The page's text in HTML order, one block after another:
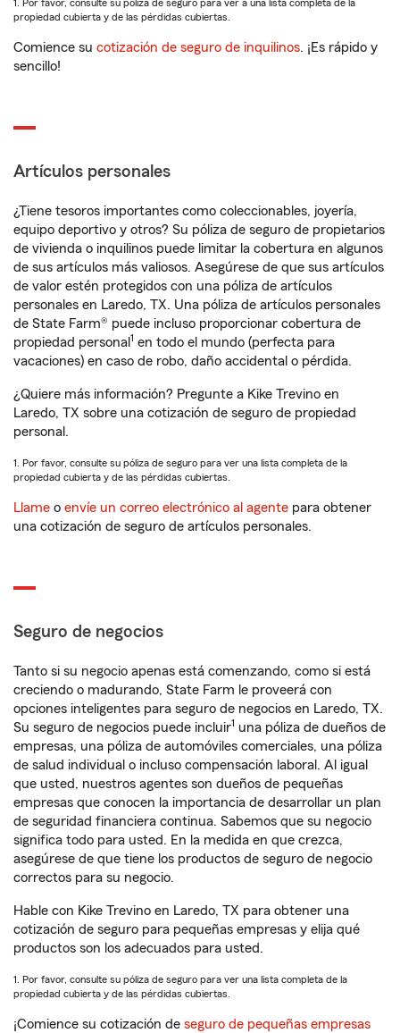
1. Por favor, consulte su póliza de seguro para ver a una lista completa de la
propiedad cubierta y de las pérdidas cubiertas.
Comience su cotización de seguro de inquilinos. ¡Es rápido y
sencillo!
Artículos personales
¿Tiene tesoros importantes como coleccionables, joyería,
equipo deportivo y otros? Su póliza de seguro de propietarios
de vivienda o inquilinos puede limitar la cobertura en algunos
de sus artículos más valiosos. Asegúrese de que sus artículos
de valor estén protegidos con una póliza de artículos
personales en Laredo, TX. Una póliza de artículos personales
de State Farm® puede incluso proporcionar cobertura de
propiedad personal 1 en todo el mundo (perfecta para
vacaciones) en caso de robo, daño accidental o pérdida.
¿Quiere más información? Pregunte a Kike Trevino en
Laredo, TX sobre una cotización de seguro de propiedad
personal.
1. Por favor, consulte su póliza de seguro para ver una lista completa de la
propiedad cubierta y de las pérdidas cubiertas.
Llame o envíe un correo electrónico al agente para obtener
una cotización de seguro de artículos personales.
Seguro de negocios
Tanto si su negocio apenas está comenzando, como si está
creciendo o madurando, State Farm le proveerá con
opciones inteligentes para seguro de negocios en Laredo, TX.
Su seguro de negocios puede incluir1 una póliza de dueños de
empresas, una póliza de automóviles comerciales, una póliza
de salud individual o incluso compensación laboral. Al igual
que usted, nuestros agentes son dueños de pequeñas
empresas que conocen la importancia de desarrollar un plan
de seguridad financiera continua. Sabemos que su negocio
significa todo para usted. En la medida en que crezca,
asegúrese de que tiene los productos de seguro de negocio
correctos para su negocio.
Hable con Kike Trevino en Laredo, TX para obtener una
cotización de seguro para pequeñas empresas y elija qué
productos son los adecuados para usted.
1. Por favor, consulte su póliza de seguro para ver una lista completa de la
propiedad cubierta y de las pérdidas cubiertas.
¡Comience su cotización de seguro de pequeñas empresas